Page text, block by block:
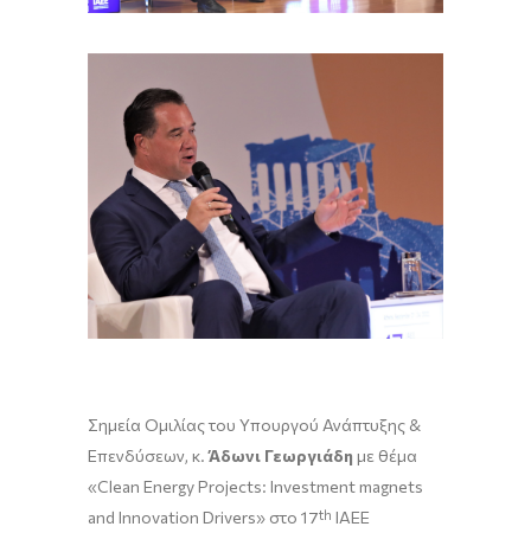
Σημεία Ομιλίας του Υπουργού Ανάπτυξης &
Επενδύσεων, κ.Άδωνι Γεωργιάδη με θέμα
«Clean Energy Projects: Investment magnets
and Innovation Drivers» στο 17th IAEE